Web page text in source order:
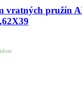
vratných pružín